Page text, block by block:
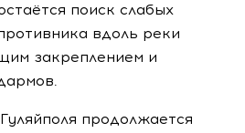
поиск слабых
вдоль реки
закреплением и
продолжается